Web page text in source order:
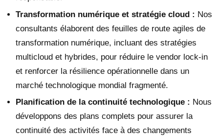
Transformation numérique et stratégie cloud : Nos
consultants élaborent des feuilles de route agiles de
transformation numérique, incluant des stratégies
multicloud et hybrides, pour réduire le vendor lock-in
et renforcer la résilience opérationnelle dans un
marché technologique mondial fragmenté.
Planification de la continuité technologique : Nous
développons des plans complets pour assurer la
continuité des activités face à des changements